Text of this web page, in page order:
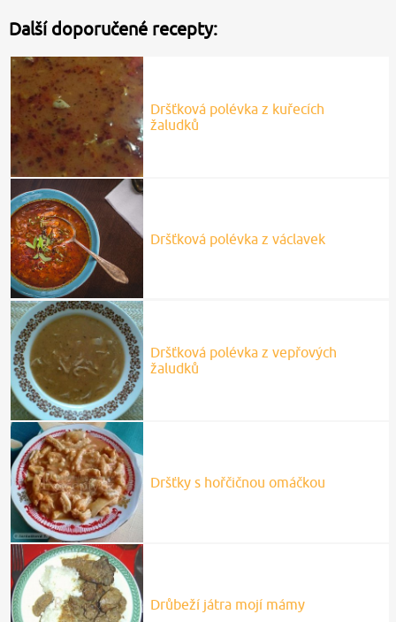
Další doporučené recepty:
Dršťková polévka z kuřecích
žaludků
Dršťková polévka z václavek
Dršťková polévka z vepřových
žaludků
Dršťky s hořčičnou omáčkou
Drůbeží játra mojí mámy